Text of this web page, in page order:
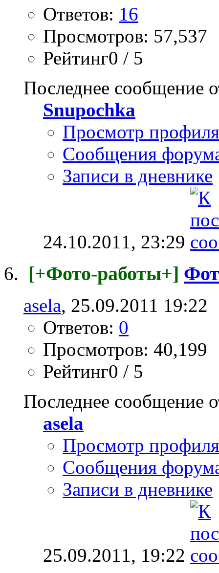
Ответов: 16
Просмотров: 57,537
Рейтинг0 / 5
Последнее сообщение
Snupochka
Просмотр профиля
Сообщения
Записи в дневнике
24.10.2011, 23:29
[+Фото-работы+]
asela, 25.09.2011 19:22
Ответов: 0
Просмотров: 40,199
Рейтинг0 / 5
Последнее сообщение
asela
Просмотр профиля
Сообщения
Записи в дневнике
25.09.2011, 19:22